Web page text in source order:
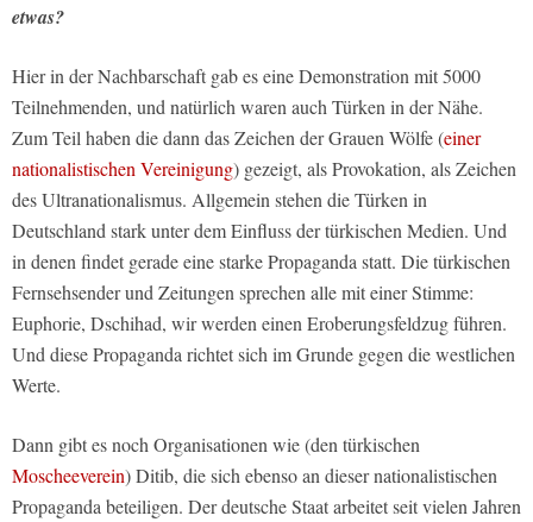
etwas?
Hier in der Nachbarschaft gab es eine Demonstration mit 5000
Teilnehmenden, und natürlich waren auch Türken in der Nähe.
Zum Teil haben die dann das Zeichen der Grauen Wölfe (einer
nationalistischen Vereinigung) gezeigt, als Provokation, als Zeichen
des Ultranationalismus. Allgemein stehen die Türken in
Deutschland stark unter dem Einfluss der türkischen Medien. Und
in denen findet gerade eine starke Propaganda statt. Die türkischen
Fernsehsender und Zeitungen sprechen alle mit einer Stimme:
Euphorie, Dschihad, wir werden einen Eroberungsfeldzug führen.
Und diese Propaganda richtet sich im Grunde gegen die westlichen
Werte.
Dann gibt es noch Organisationen wie (den türkischen
Moscheeverein) Ditib, die sich ebenso an dieser nationalistischen
Propaganda beteiligen. Der deutsche Staat arbeitet seit vielen Jahren